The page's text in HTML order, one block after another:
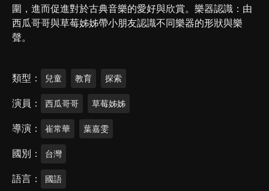
圍，進而促進對於古典音樂的愛好與欣賞。樂器認識：由
西瓜哥哥與草莓姊姊帶小朋友認識不同樂器的形狀與樂
聲。
類型 兒童 教育 探索
演員 西瓜哥哥 草莓姊姊
導演 崔常華 葉嘉雯
國別 台灣
語言 國語